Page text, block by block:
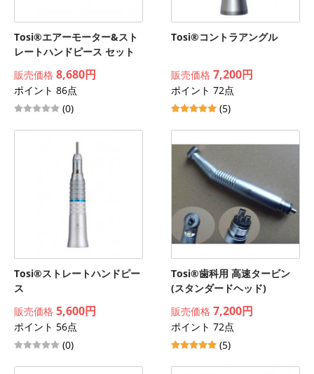
Tosi®エアーモーター&スト
レートハンドピース セット
販売価格 8,680円
ポイント 86点
(0)
Tosi®コントラアングル
販売価格 7,200円
ポイント 72点
(5)
Tosi®ストレートハンドピー
ス
販売価格 5,600円
ポイント 56点
(0)
Tosi®歯科用 高速タービン
(スタンダードヘッド)
販売価格 7,200円
ポイント 72点
(5)